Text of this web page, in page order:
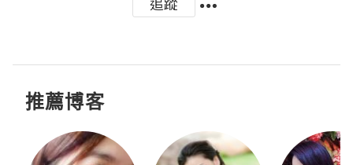
推薦博客